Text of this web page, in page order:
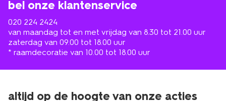
bel onze klantenservice
020 224 2424
van maandag tot en met vrijdag van 8.30 tot 21.00 uur
zaterdag van 09.00 tot 18.00 uur
* raamdecoratie van 10.00 tot 18.00 uur
altijd op de hoogte van onze acties